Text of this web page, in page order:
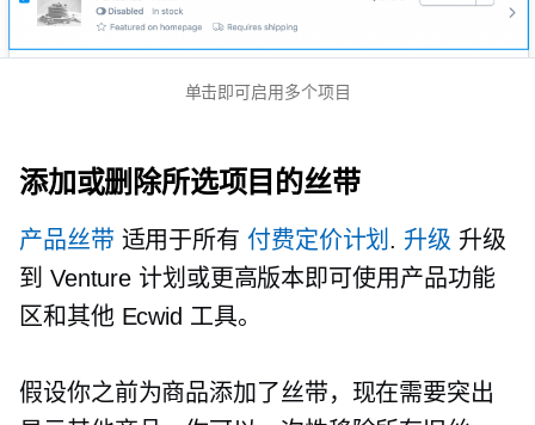
单击即可启用多个项目
添加或删除所选项目的丝带
产品丝带 适用于所有 付费定价计划 . 升级 升级
到 Venture 计划或更高版本即可使用产品功能
区和其他 Ecwid 工具。
假设你之前为商品添加了丝带，现在需要突出